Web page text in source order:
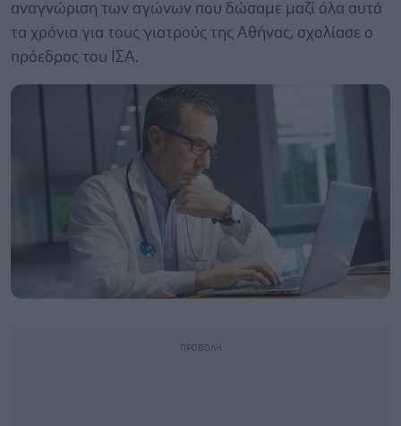
αναγνώριση των αγώνων που δώσαμε μαζί όλα αυτά
τα χρόνια για τους γιατρούς της Αθήνας, σχολίασε ο
πρόεδρος του ΙΣΑ.